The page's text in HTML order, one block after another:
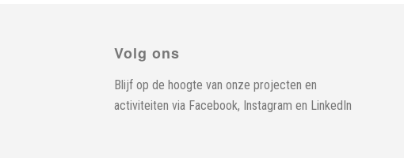
Volg ons
Blijf op de hoogte van onze projecten en
activiteiten via Facebook, Instagram en LinkedIn